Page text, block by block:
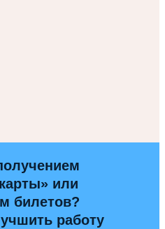
или
билетов?
работу